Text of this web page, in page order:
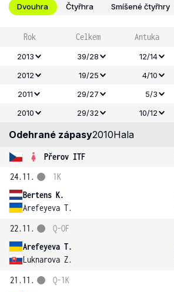
Dvouhra Čtyřhra Smíšené čtyřhry
Rok Celkem Antuka
2013 39/28 12/14
2012
19/25 4/10
2011
29/27 5/3
2010
29/32 10/12
Odehrané zápasy2010Hala
Přerov ITF
24.11.
Bertens K.
Arefeyeva T.
1K
22.11.
Arefeyeva T.
Luknarova Z.
Q-OF
21.11.
Q-1K